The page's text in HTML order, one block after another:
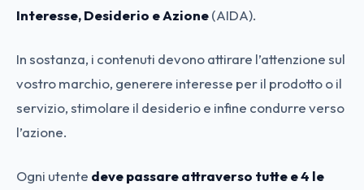
Interesse, Desiderio e Azione(AIDA).
In sostanza, i contenuti devono attirare l’attenzione sul
vostro marchio, generere interesse per il prodotto o il
servizio, stimolare il desiderio e infine condurre verso
l’azione.
Ogni utente deve passare attraverso tutte e 4 le